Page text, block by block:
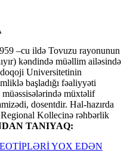
–cu ildə Tovuzu rayonunun
kəndində müəllim ailəsində
Universitetinin
başladığı fəaliyyəti
müxtəlif
dosentdir. Hal-hazırda
Kollecinə rəhbərlik
TANIYAQ:
YOX EDƏN